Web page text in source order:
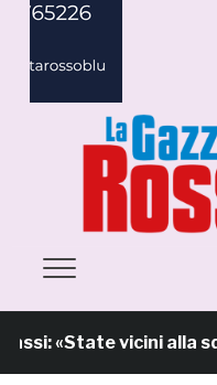
«State vicini alla